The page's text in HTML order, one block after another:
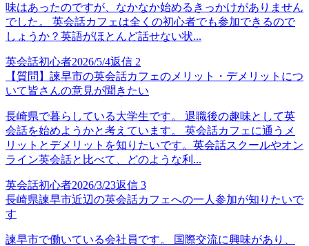
味はあったのですが、なかなか始めるきっかけがありません
でした。 英会話カフェは全くの初心者でも参加できるので
しょうか？英語がほとんど話せない状...
英会話初心者2026/5/4返信 2
【質問】諫早市の英会話カフェのメリット・デメリットにつ
いて皆さんの意見が聞きたい
長崎県で暮らしている大学生です。 退職後の趣味として英
会話を始めようかと考えています。 英会話カフェに通うメ
リットとデメリットを知りたいです。英会話スクールやオン
ライン英会話と比べて、どのような利...
英会話初心者2026/3/23返信 3
長崎県諫早市近辺の英会話カフェへの一人参加が知りたいで
す
諫早市で働いている会社員です。 国際交流に興味があり、